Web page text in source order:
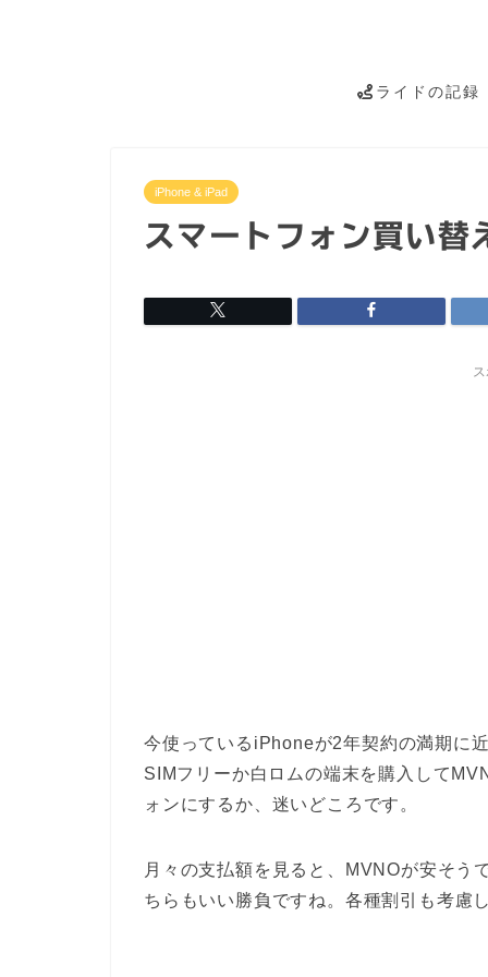
ライドの記録
iPhone & iPad
スマートフォン買い替
今使っているiPhoneが2年契約の満期に
SIMフリーか白ロムの端末を購入して
ォンにするか、迷いどころです。
月々の支払額を見ると、MVNOが安そう
ちらもいい勝負ですね。各種割引も考慮